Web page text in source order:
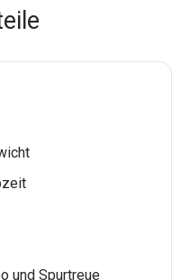
und Spurtreue